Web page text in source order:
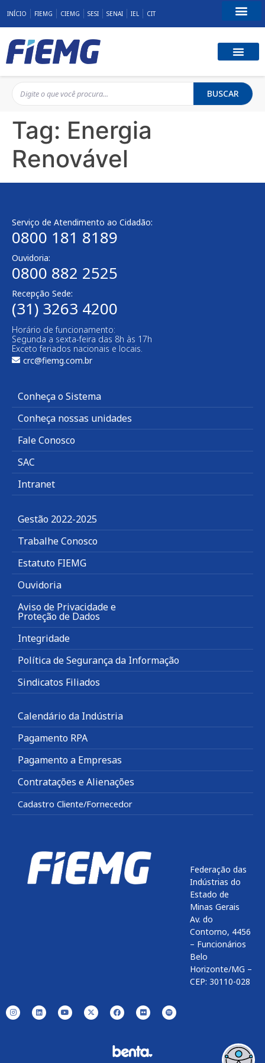
INÍCIO FIEMG CIEMG SESI SENAI IEL CIT
BUSCAR
Tag: Energia
Renovável
Serviço de Atendimento ao Cidadão:
0800 181 8189
Ouvidoria:
0800 882 2525
Recepção Sede:
(31) 3263 4200
Horário de funcionamento:
Segunda a sexta-feira das 8h às 17h
Exceto feriados nacionais e locais.
crc@fiemg.com.br
Conheça o Sistema
Conheça nossas unidades
Fale Conosco
SAC
Intranet
Gestão 2022-2025
Trabalhe Conosco
Estatuto FIEMG
Ouvidoria
Aviso de Privacidade e
Proteção de Dados
Integridade
Política de Segurança da Informação
Sindicatos Filiados
Calendário da Indústria
Pagamento RPA
Pagamento a Empresas
Contratações e Alienações
Cadastro Cliente/Fornecedor
Federação das
Indústrias do
Estado de
Minas Gerais
Av. do
Contorno, 4456
– Funcionários
Belo
Horizonte/MG –
CEP: 30110-028